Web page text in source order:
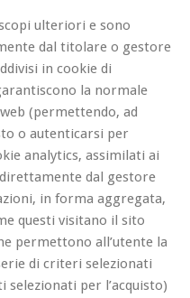
ulteriori e sono
dal titolare o gestore
in cookie di
la normale
(permettendo, ad
o autenticarsi per
analytics, assimilati ai
dal gestore
in forma aggregata,
questi visitano il sito
permettono all’utente la
di criteri selezionati
per l’acquisto)